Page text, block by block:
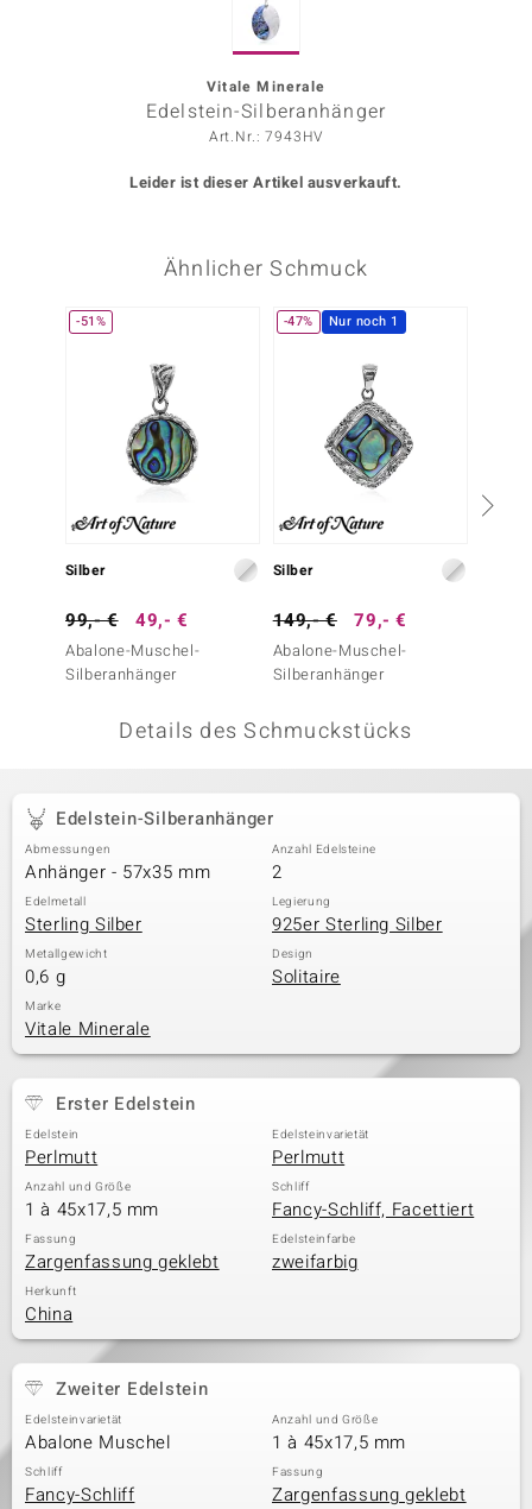
Collection
Classics
Vitale Minerale
Edelstein-Silberanhänger
Art.Nr.: 7943HV
Leider ist dieser Artikel ausverkauft.
Ähnlicher Schmuck
-51%
Silber
99,- € 49,- €
Abalone-Muschel-
Silberanhänger
-47% Nur noch 1
Silber
149,- € 79,- €
Abalone-Muschel-
Silberanhänger
Details des Schmuckstücks
Edelstein-Silberanhänger
Abmessungen
Anhänger - 57x35 mm
Anzahl Edelsteine
2
Edelmetall
Sterling Silber
Legierung
925er Sterling Silber
Metallgewicht
0,6 g
Design
Solitaire
Marke
Vitale Minerale
Erster Edelstein
Edelstein
Perlmutt
Edelsteinvarietät
Perlmutt
Anzahl und Größe
1 à 45x17,5 mm
Schliff
Fancy-Schliff, Facettiert
Fassung
Zargenfassung geklebt
Edelsteinfarbe
zweifarbig
Herkunft
China
Zweiter Edelstein
Edelsteinvarietät
Abalone Muschel
Anzahl und Größe
1 à 45x17,5 mm
Schliff
Fancy-Schliff
Fassung
Zargenfassung geklebt